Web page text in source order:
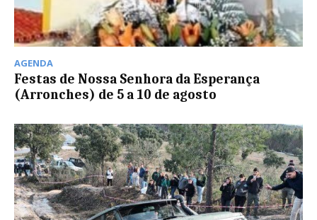
AGENDA
Festas de Nossa Senhora da Esperança
(Arronches) de 5 a 10 de agosto